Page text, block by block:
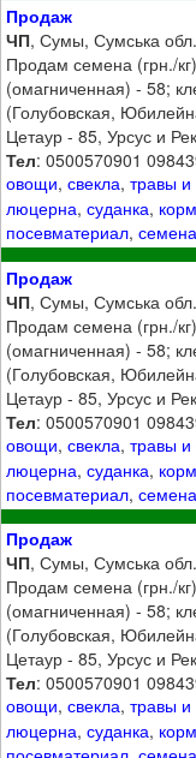
Продаж
ЧП, Сумы, Сумська обл.
Продам семена (грн./
(омагниченная) - 58;
(Голубовская,
Цетаур - 85, Урсус и
Тел: 0500570901
овощи,свекла,травы
люцерна,суданка,
посевматериал,семена
Продаж
ЧП, Сумы, Сумська обл.
Продам семена (грн./
(омагниченная) - 58;
(Голубовская,
Цетаур - 85, Урсус и
Тел: 0500570901
овощи,свекла,травы
люцерна,суданка,
посевматериал,семена
Продаж
ЧП, Сумы, Сумська обл.
Продам семена (грн./
(омагниченная) - 58;
(Голубовская,
Цетаур - 85, Урсус и
Тел: 0500570901
овощи,свекла,травы
люцерна,суданка,